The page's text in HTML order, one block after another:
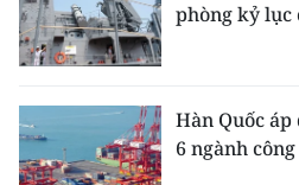
Đồng bằng sông Hồng
Duyên hải Nam Trung Bộ và
Nguyên
phòng kỷ lục
Hàn Quốc
6 ngành